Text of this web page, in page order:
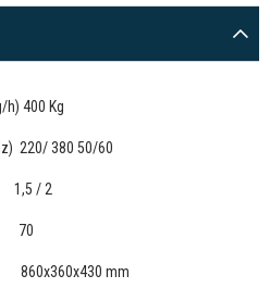
h) 400 Kg
220/ 380 50/60
1,5 / 2
70
860x360x430 mm